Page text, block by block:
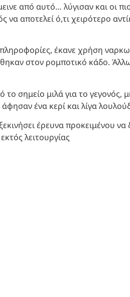
από αυτό… λύγισαν και οι
να αποτελεί ό,τι χειρότερο
έκανε χρήση
στον ρομποτικό κάδο.
σημείο μιλά για το
ένα κερί και λίγα
έρευνα προκειμένου
λειτουργίας